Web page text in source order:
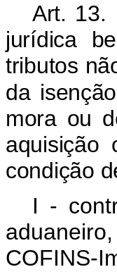
Art. 13.
jurídica
tributos
da
mora ou
aquisição
condição
I -
COFINS-